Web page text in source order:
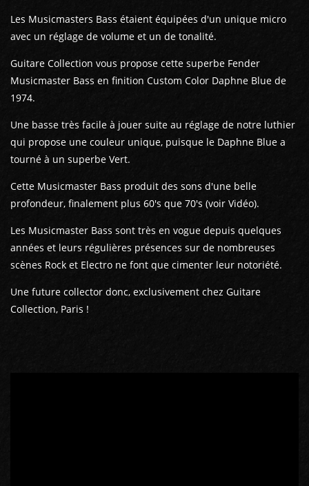
Les Musicmasters Bass étaient équipées d'un unique micro
avec un réglage de volume et un de tonalité.
Guitare Collection vous propose cette superbe Fender
Musicmaster Bass en finition Custom Color Daphne Blue de
1974.
Une basse très facile à jouer suite au réglage de notre luthier
qui propose une couleur unique, puisque le Daphne Blue a
tourné à un superbe Vert.
Cette Musicmaster Bass produit des sons d'une belle
profondeur, finalement plus 60's que 70's (voir Vidéo).
Les Musicmaster Bass sont très en vogue depuis quelques
années et leurs régulières présences sur de nombreuses
scènes Rock et Electro ne font que cimenter leur notoriété.
Une future collector donc, exclusivement chez Guitare
Collection, Paris !